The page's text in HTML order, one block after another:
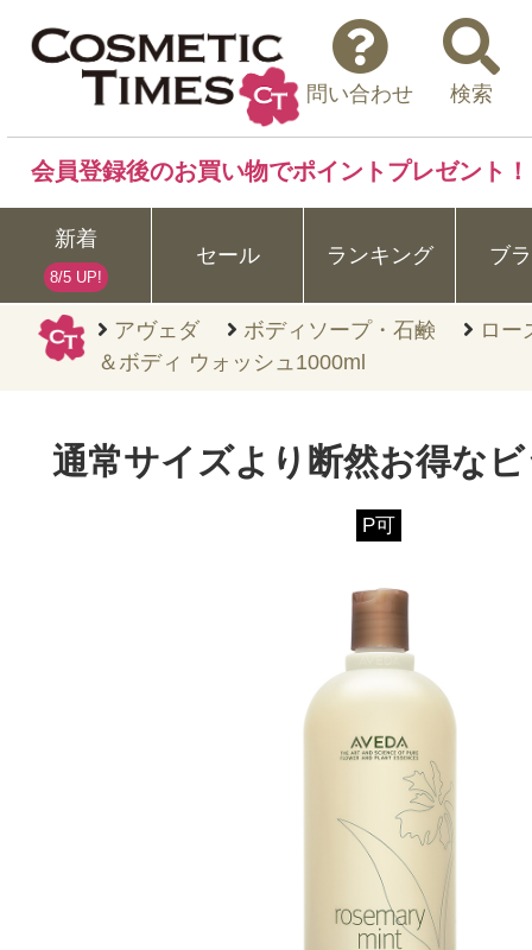
アヴェダ ボディソープ・石鹸
ロー
＆ボディ ウォッシュ1000ml
問い合わせ 検索
会員登録後のお買い物でポイントプレゼント！
新着
8/5 UP!
セール ランキング ブ
通常サイズより断然お得な
P可